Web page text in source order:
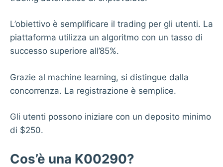
L’obiettivo è semplificare il trading per gli utenti. La
piattaforma utilizza un algoritmo con un tasso di
successo superiore all’85%.
Grazie al machine learning, si distingue dalla
concorrenza. La registrazione è semplice.
Gli utenti possono iniziare con un deposito minimo
di $250.
Cos’è una K00290?